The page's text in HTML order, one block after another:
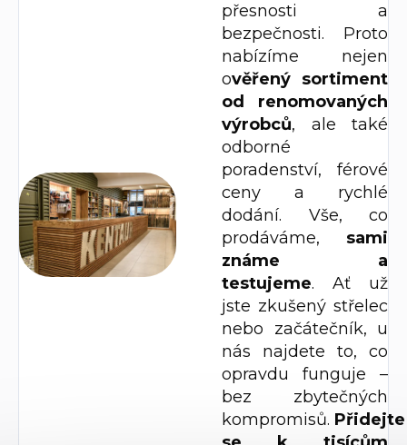
přesnosti a
bezpečnosti. Proto
nabízíme nejen
ověřený sortiment
od renomovaných
výrobců, ale také
odborné
poradenství, férové
ceny a rychlé
dodání. Vše, co
prodáváme, sami
známe a
testujeme. Ať už
jste zkušený střelec
nebo začátečník, u
nás najdete to, co
opravdu funguje –
bez zbytečných
kompromisů. Přidejte